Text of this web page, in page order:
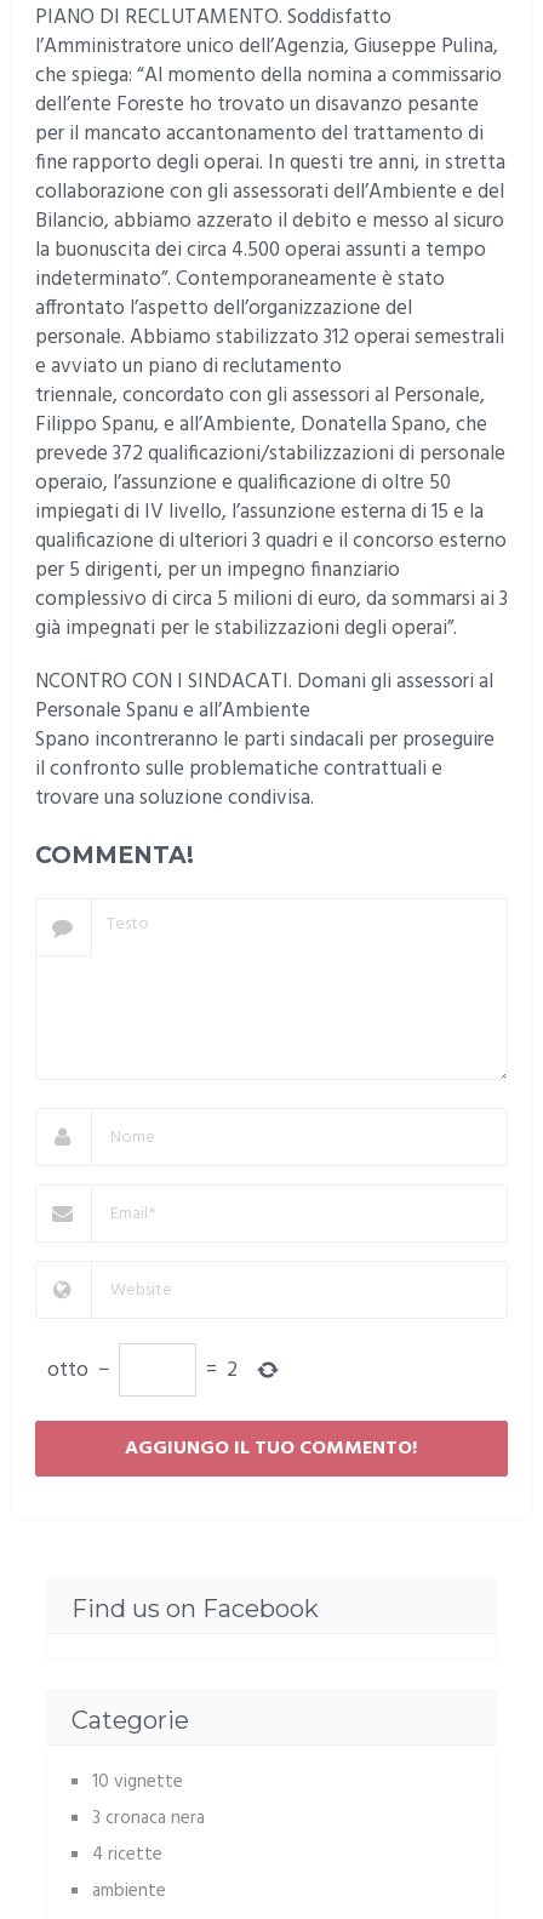
PIANO DI RECLUTAMENTO. Soddisfatto
l’Amministratore unico dell’Agenzia, Giuseppe Pulina,
che spiega: “Al momento della nomina a commissario
dell’ente Foreste ho trovato un disavanzo pesante
per il mancato accantonamento del trattamento di
fine rapporto degli operai. In questi tre anni, in stretta
collaborazione con gli assessorati dell’Ambiente e del
Bilancio, abbiamo azzerato il debito e messo al sicuro
la buonuscita dei circa 4.500 operai assunti a tempo
indeterminato”. Contemporaneamente è stato
affrontato l’aspetto dell’organizzazione del
personale. Abbiamo stabilizzato 312 operai semestrali
e avviato un piano di reclutamento
triennale, concordato con gli assessori al Personale,
Filippo Spanu, e all’Ambiente, Donatella Spano, che
prevede 372 qualificazioni/stabilizzazioni di personale
operaio, l’assunzione e qualificazione di oltre 50
impiegati di IV livello, l’assunzione esterna di 15 e la
qualificazione di ulteriori 3 quadri e il concorso esterno
per 5 dirigenti, per un impegno finanziario
complessivo di circa 5 milioni di euro, da sommarsi ai 3
già impegnati per le stabilizzazioni degli operai”.
NCONTRO CON I SINDACATI. Domani gli assessori al
Personale Spanu e all’Ambiente
Spano incontreranno le parti sindacali per proseguire
il confronto sulle problematiche contrattuali e
trovare una soluzione condivisa.
COMMENTA!
otto − = 2
Find us on Facebook
Categorie
10 vignette
3 cronaca nera
4 ricette
ambiente